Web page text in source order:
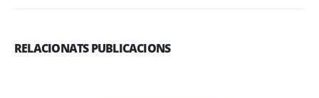
RELACIONATS PUBLICACIONS